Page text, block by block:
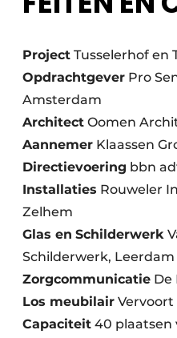
Project Tusselerhof en
Opdrachtgever Pro
Amsterdam
Architect Oomen
Aannemer Klaassen
Directievoering bbn
Installaties Rouweler
Zelhem
Glas en Schilderwerk
Schilderwerk, Leerdam
Zorgcommunicatie De
Los meubilair Vervoort
Capaciteit 40 plaatsen